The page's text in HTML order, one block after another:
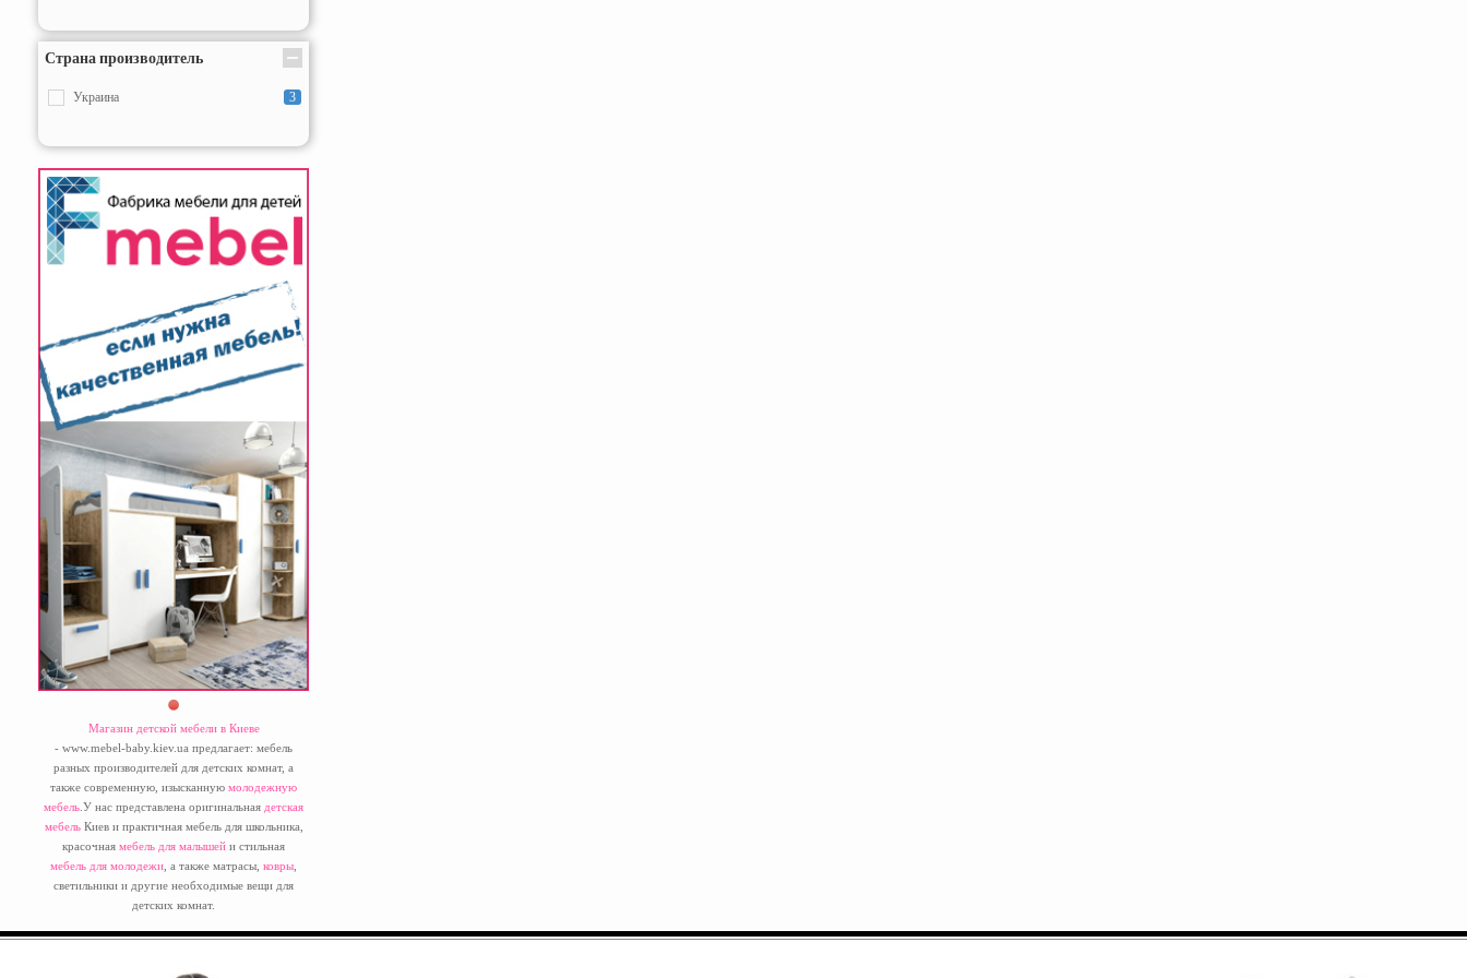
Страна производитель
Украина 3
Магазин детской мебели в Киеве
- www.mebel-baby.kiev.ua предлагает: мебель
разных производителей для детских комнат, а
также современную, изысканную молодежную
мебель .У нас представлена оригинальная детская
мебельКиев и практичная мебель для школьника,
красочная мебель для малышей и стильная
мебель для молодежи , а также матрасы, ковры
светильники и другие необходимые вещи для
детских комнат.